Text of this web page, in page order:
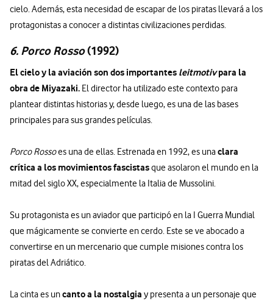
cielo. Además, esta necesidad de escapar de los piratas llevará a los
protagonistas a conocer a distintas civilizaciones perdidas.
6. Porco Rosso(1992)
El cielo y la aviación son dos importantes leitmotivpara la
obra de Miyazaki. El director ha utilizado este contexto para
plantear distintas historias y, desde luego, es una de las bases
principales para sus grandes películas.
Porco Rossoes una de ellas. Estrenada en 1992, es unaclara
crítica a los movimientos fascistasque asolaron el mundo en la
mitad del siglo XX, especialmente la Italia de Mussolini.
Su protagonista es un aviador que participó en la I Guerra Mundial
que mágicamente se convierte en cerdo. Este se ve abocado a
convertirse en un mercenario que cumple misiones contra los
piratas del Adriático.
La cinta es uncanto a la nostalgia y presenta a un personaje que